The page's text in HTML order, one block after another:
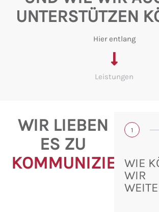
UNTERSTÜTZEN
Hier entlang
Leistungen
WIR LIEBEN
ES ZU
KOMMUNIZIEREN!
1
WIE
WIR